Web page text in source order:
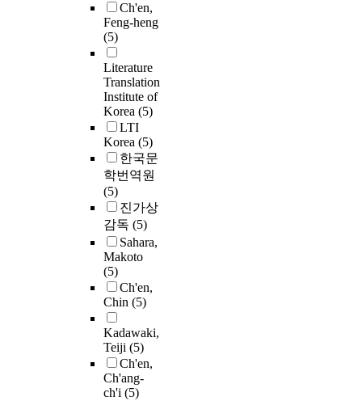
Ch'en,
Feng-heng
(5)
Literature
Translation
Institute of
Korea (5)
LTI
Korea (5)
한국문
학번역원
(5)
진가상
감독 (5)
Sahara,
Makoto
(5)
Ch'en,
Chin (5)
Kadawaki,
Teiji (5)
Ch'en,
Ch'ang-
ch'i (5)